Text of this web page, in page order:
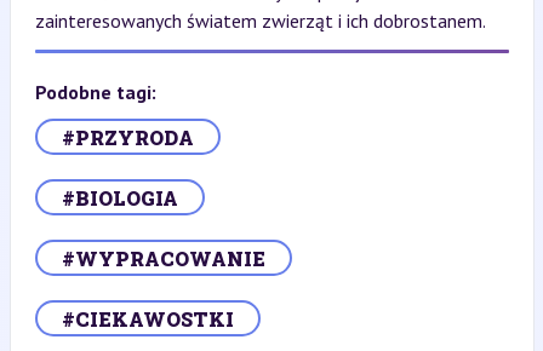
zainteresowanych światem zwierząt i ich dobrostanem.
Podobne tagi:
#PRZYRODA
#BIOLOGIA
#WYPRACOWANIE
#CIEKAWOSTKI